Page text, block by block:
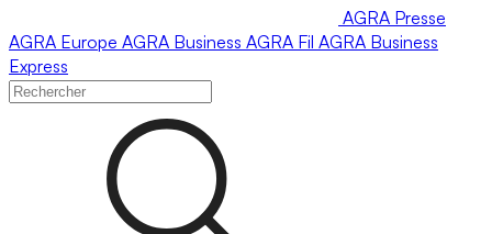
AGRA Presse
AGRA Europe AGRA Business AGRA Fil AGRA Business
Express